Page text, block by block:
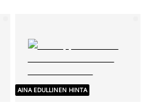
AINA EDULLINEN HINTA